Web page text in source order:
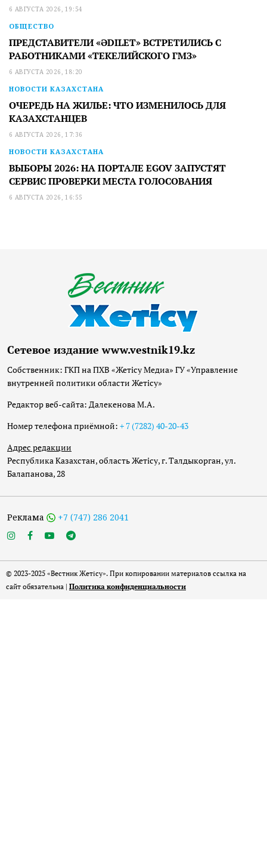
6 АВГУСТА 2026, 19:54
ОБЩЕСТВО
ПРЕДСТАВИТЕЛИ «ӘDILET» ВСТРЕТИЛИСЬ С
РАБОТНИКАМИ «ТЕКЕЛИЙСКОГО ГМЗ»
6 АВГУСТА 2026, 18:20
НОВОСТИ КАЗАХСТАНА
ОЧЕРЕДЬ НА ЖИЛЬЕ: ЧТО ИЗМЕНИЛОСЬ ДЛЯ
КАЗАХСТАНЦЕВ
6 АВГУСТА 2026, 17:36
НОВОСТИ КАЗАХСТАНА
ВЫБОРЫ 2026: НА ПОРТАЛЕ EGOV ЗАПУСТЯТ
СЕРВИС ПРОВЕРКИ МЕСТА ГОЛОСОВАНИЯ
6 АВГУСТА 2026, 16:55
Сетевое издание www.vestnik19.kz
Собственник: ГКП на ПХВ «Жетісу Медиа» ГУ «Управление
внутренней политики области Жетісу»
Редактор веб-сайта: Далекенова М.А.
Номер телефона приёмной: + 7 (7282) 40-20-43
Адрес редакции
Республика Казахстан, область Жетісу, г. Талдыкорган, ул.
Балапанова, 28
Реклама +7 (747) 286 2041
© 2023-2025 «Вестник Жетісу». При копировании материалов ссылка на
сайт обязательна | Политика конфиденциальности